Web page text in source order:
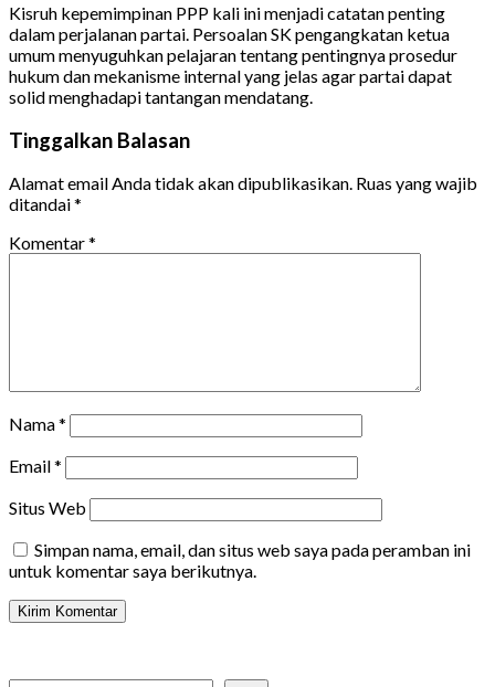
Kisruh kepemimpinan PPP kali ini menjadi catatan penting
dalam perjalanan partai. Persoalan SK pengangkatan ketua
umum menyuguhkan pelajaran tentang pentingnya prosedur
hukum dan mekanisme internal yang jelas agar partai dapat
solid menghadapi tantangan mendatang.
Tinggalkan Balasan
Alamat email Anda tidak akan dipublikasikan. Ruas yang wajib
ditandai*
Komentar*
Nama*
Email*
Situs Web
Simpan nama, email, dan situs web saya pada peramban ini
untuk komentar saya berikutnya.